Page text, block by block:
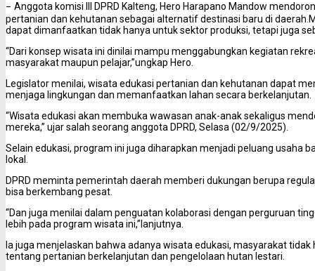
– Anggota komisi III DPRD Kalteng, Hero Harapano Mandow
pertanian dan kehutanan sebagai alternatif destinasi baru di
dapat dimanfaatkan tidak hanya untuk sektor produksi, tetapi juga
“Dari konsep wisata ini dinilai mampu menggabungkan kegiatan
masyarakat maupun pelajar,”ungkap Hero.
Legislator menilai, wisata edukasi pertanian dan kehutanan dapat
menjaga lingkungan dan memanfaatkan lahan secara berkelanjutan.
“Wisata edukasi akan membuka wawasan anak-anak sekaligus
mereka,” ujar salah seorang anggota DPRD, Selasa (02/9/2025).
Selain edukasi, program ini juga diharapkan menjadi peluang usaha
lokal.
DPRD meminta pemerintah daerah memberi dukungan berupa
bisa berkembang pesat.
“Dan juga menilai dalam penguatan kolaborasi dengan perguruan
lebih pada program wisata ini,”lanjutnya.
Ia juga menjelaskan bahwa adanya wisata edukasi, masyarakat
tentang pertanian berkelanjutan dan pengelolaan hutan lestari.